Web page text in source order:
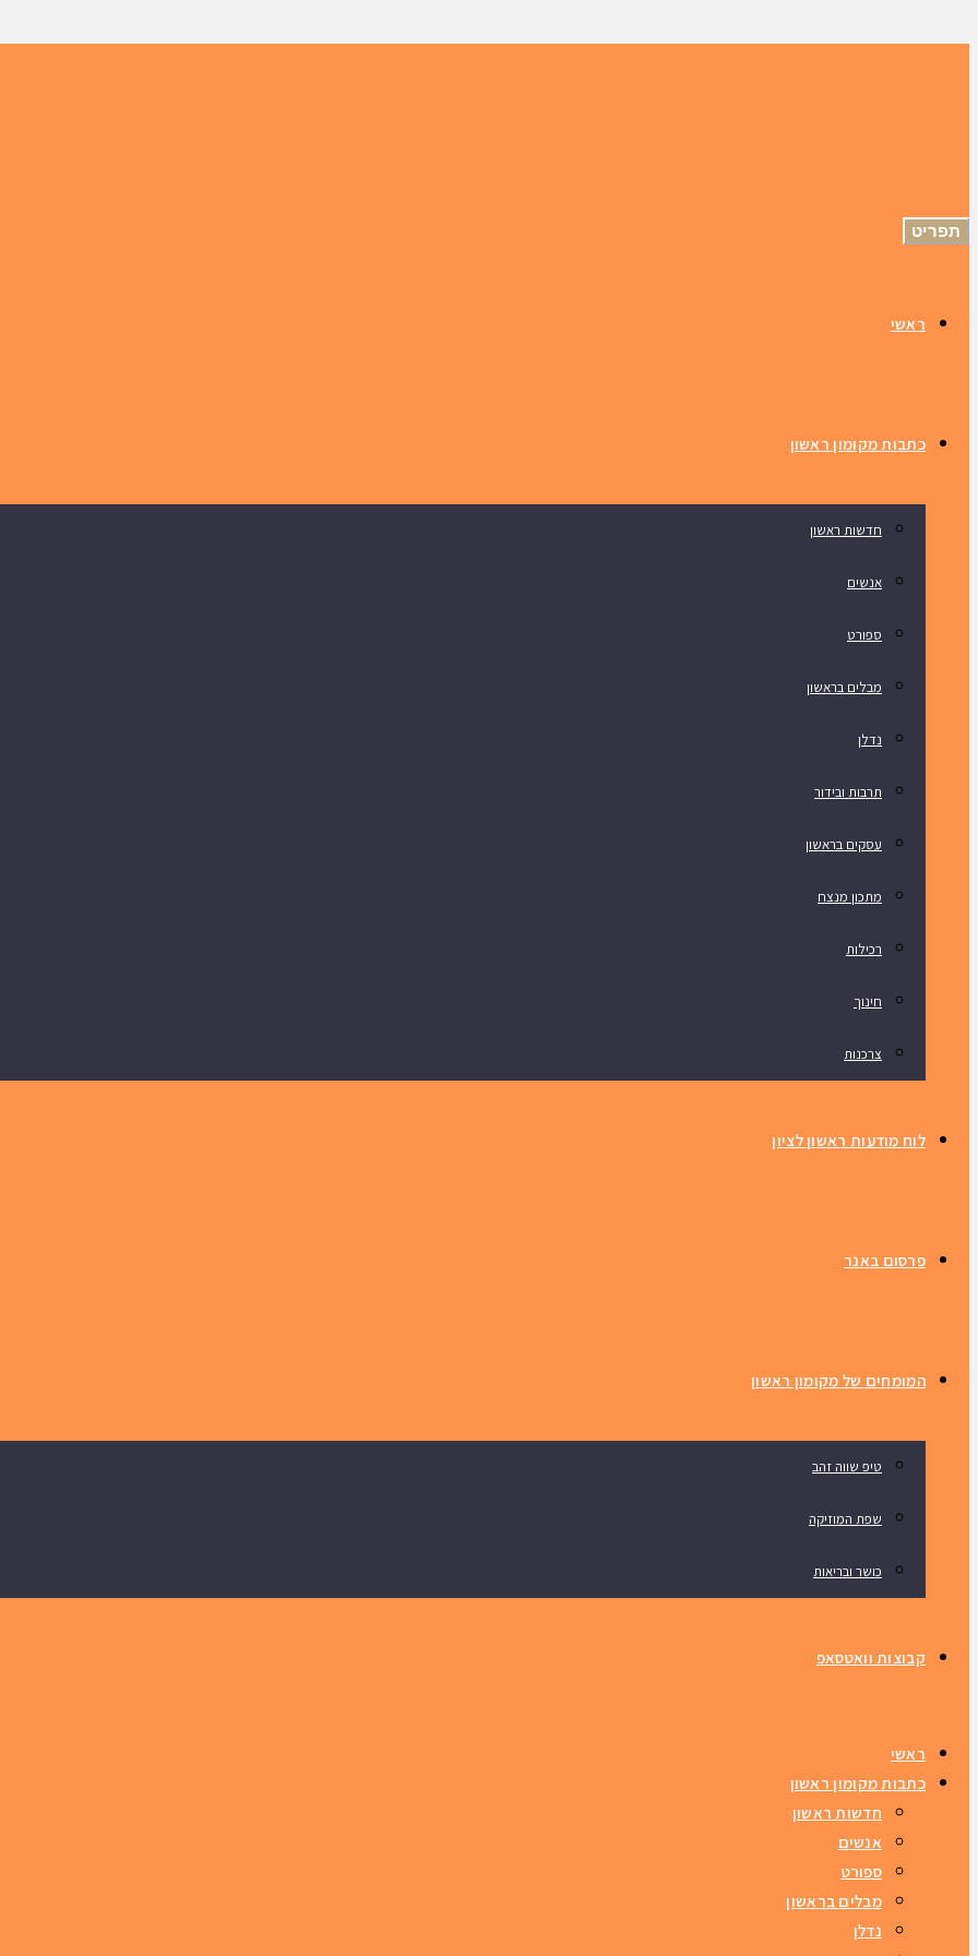
תפריט
ראשי
כתבות מקומון ראשון
חדשות ראשון
אנשים
ספורט
מבלים בראשון
נדלן
תרבות ובידור
עסקים בראשון
מתכון מנצח
רכילות
חינוך
צרכנות
לוח מודעות ראשון לציון
פרסום באנר
המומחים של מקומון ראשון
טיפ שווה זהב
שפת המוזיקה
כושר ובריאות
קבוצות וואטסאפ
ראשי
כתבות מקומון ראשון
חדשות ראשון
אנשים
ספורט
מבלים בראשון
נדלן